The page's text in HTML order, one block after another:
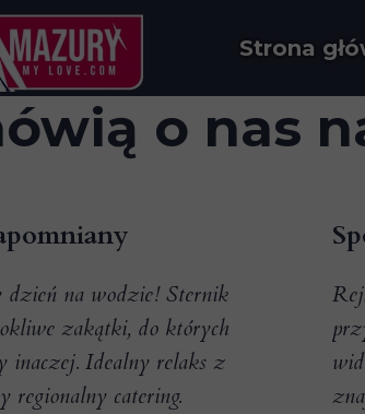
Strona
o nas
dzień na wodzie! Sternik
zakątki, do których
inaczej. Idealny relaks z
regionalny catering.